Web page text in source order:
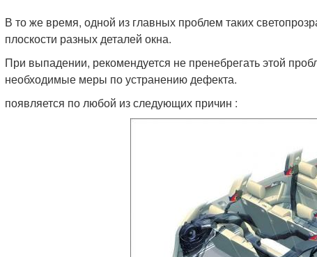
В то же время, одной из главных проблем таких
плоскости разных деталей окна.
При выпадении, рекомендуется не пренебрегать этой
необходимые меры по устранению дефекта.
появляется по любой из следующих причин :